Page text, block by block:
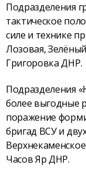
Подразделения
тактическое
силе и технике
Лозовая,
Григоровка ДНР.
Подразделения
более выгодные
поражение
бригад ВСУ и
Часов Яр ДНР.